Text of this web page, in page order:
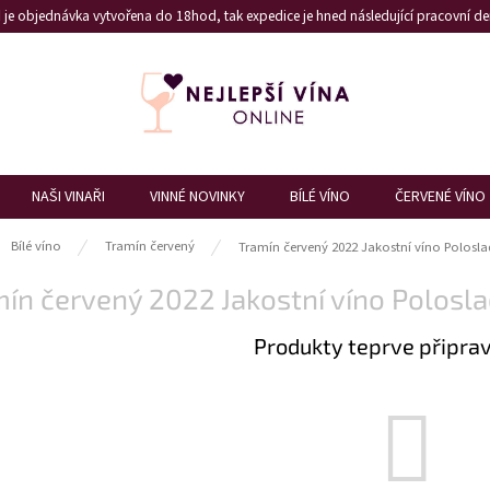
objednávka vytvořena do 18hod, tak expedice je hned následující pracovní
NAŠI VINAŘI VINNÉ NOVINKY BÍLÉ VÍNO ČERVENÉ VÍNO
Bílé víno Tramín červený Tramín červený 2022 Jakostní víno
červený 2022 Jakostní víno
Produkty teprve